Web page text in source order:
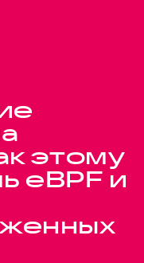
этому
eBPF и